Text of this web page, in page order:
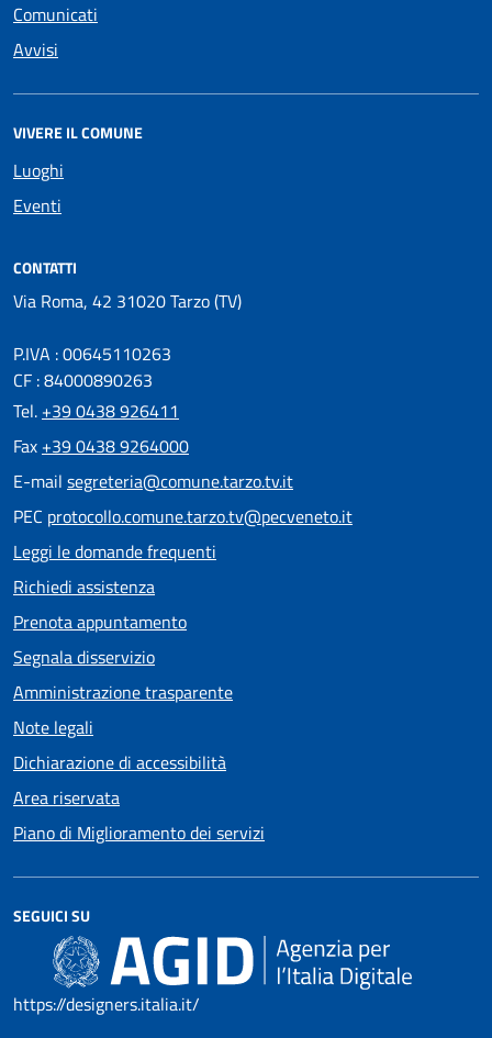
Comunicati
Avvisi
VIVERE IL COMUNE
Luoghi
Eventi
CONTATTI
Via Roma, 42 31020 Tarzo (TV)
P.IVA : 00645110263
CF : 84000890263
Tel. +39 0438 926411
Fax +39 0438 9264000
E-mail segreteria@comune.tarzo.tv.it
PEC protocollo.comune.tarzo.tv@pecveneto.it
Leggi le domande frequenti
Richiedi assistenza
Prenota appuntamento
Segnala disservizio
Amministrazione trasparente
Note legali
Dichiarazione di accessibilità
Area riservata
Piano di Miglioramento dei servizi
SEGUICI SU
https://designers.italia.it/